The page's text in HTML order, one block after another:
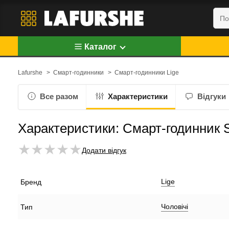
Каталог
Lafurshe > Смарт-годинники > Смарт-годинники Lige
Все разом Характеристики Відгуки
Характеристики: Смарт-
Додати відгук
Бренд Lige
Тип Чоловічі